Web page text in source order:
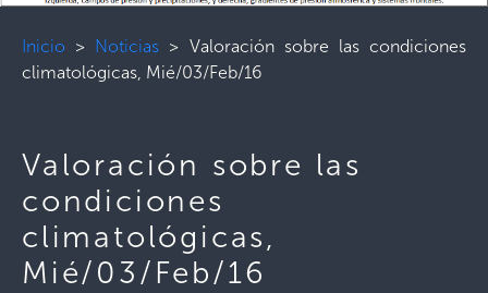
Inicio > Noticias > Valoración sobre las condiciones
climatológicas, Mié/03/Feb/16
Valoración sobre las
condiciones
climatológicas,
Mié/03/Feb/16